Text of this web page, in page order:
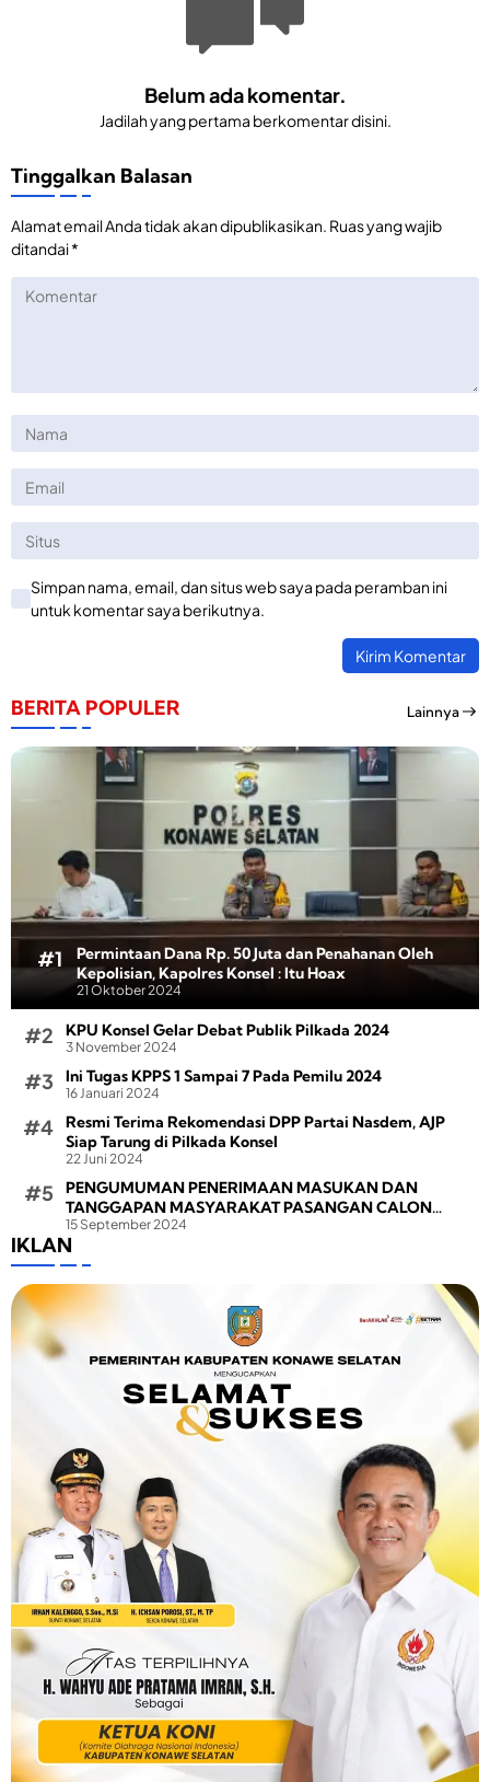
Belum ada komentar.
Jadilah yang pertama berkomentar disini.
Tinggalkan Balasan
Alamat email Anda tidak akan dipublikasikan. Ruas yang wajib
ditandai*
Simpan nama, email, dan situs web saya pada peramban ini
untuk komentar saya berikutnya.
BERITA POPULER Lainnya
Permintaan Dana Rp. 50 Juta dan Penahanan Oleh
Kepolisian, Kapolres Konsel : Itu Hoax
21 Oktober 2024
KPU Konsel Gelar Debat Publik Pilkada 2024
3 November 2024
Ini Tugas KPPS 1 Sampai 7 Pada Pemilu 2024
16 Januari 2024
Resmi Terima Rekomendasi DPP Partai Nasdem, AJP
Siap Tarung di Pilkada Konsel
22 Juni 2024
PENGUMUMAN PENERIMAAN MASUKAN DAN
TANGGAPAN MASYARAKAT PASANGAN CALON
BUPATI DAN WAKIL BUPATI PADA PEMILIHAN BUPATI
DAN WAKIL BUPATI KONAWE SELATAN TAHUN 2024
15 September 2024
IKLAN